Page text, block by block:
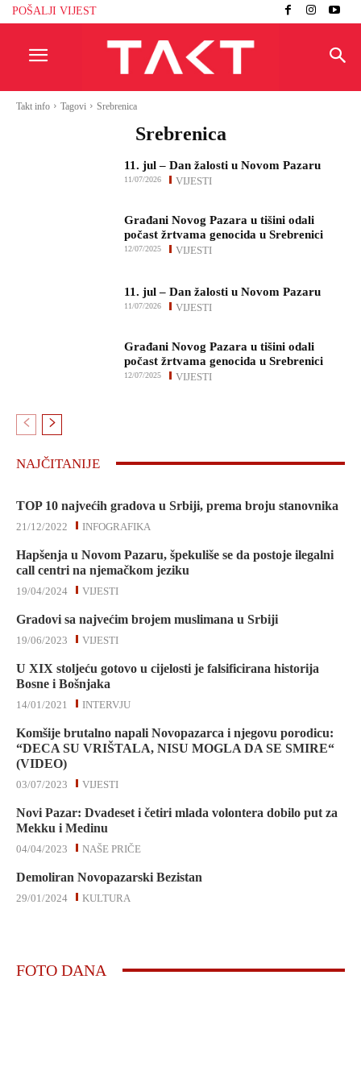
POŠALJI VIJEST
Takt info Tagovi Srebrenica
Srebrenica
11. jul – Dan žalosti u Novom Pazaru
VIJESTI
11/07/2026
Građani Novog Pazara u tišini odali
počast žrtvama genocida u Srebrenici
VIJESTI
12/07/2025
11. jul – Dan žalosti u Novom Pazaru
VIJESTI
11/07/2026
Građani Novog Pazara u tišini odali
počast žrtvama genocida u Srebrenici
VIJESTI
12/07/2025
NAJČITANIJE
TOP 10 najvećih gradova u Srbiji, prema broju stanovnika
INFOGRAFIKA
21/12/2022
Hapšenja u Novom Pazaru, špekuliše se da postoje ilegalni
call centri na njemačkom jeziku
VIJESTI
19/04/2024
Gradovi sa najvećim brojem muslimana u Srbiji
VIJESTI
19/06/2023
U XIX stoljeću gotovo u cijelosti je falsificirana historija
Bosne i Bošnjaka
INTERVJU
14/01/2021
Komšije brutalno napali Novopazarca i njegovu porodicu:
“DECA SU VRIŠTALA, NISU MOGLA DA SE SMIRE“
(VIDEO)
VIJESTI
03/07/2023
Novi Pazar: Dvadeset i četiri mlada volontera dobilo put za
Mekku i Medinu
NAŠE PRIČE
04/04/2023
Demoliran Novopazarski Bezistan
KULTURA
29/01/2024
FOTO DANA